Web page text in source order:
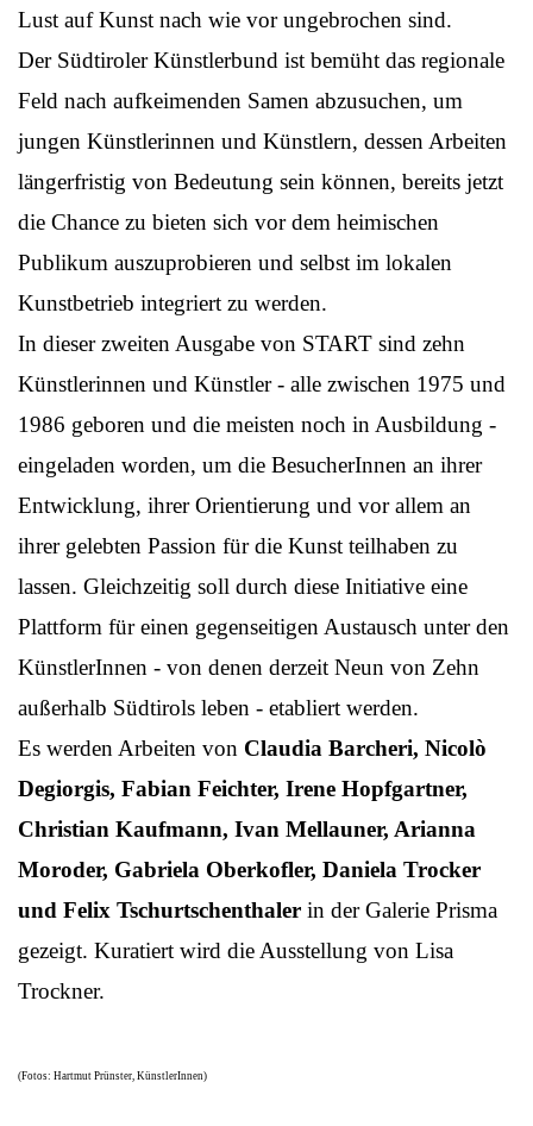
Lust auf Kunst nach wie vor ungebrochen sind.
Der Südtiroler Künstlerbund ist bemüht das regionale
Feld nach aufkeimenden Samen abzusuchen, um
jungen Künstlerinnen und Künstlern, dessen Arbeiten
längerfristig von Bedeutung sein können, bereits jetzt
die Chance zu bieten sich vor dem heimischen
Publikum auszuprobieren und selbst im lokalen
Kunstbetrieb integriert zu werden.
In dieser zweiten Ausgabe von START sind zehn
Künstlerinnen und Künstler - alle zwischen 1975 und
1986 geboren und die meisten noch in Ausbildung -
eingeladen worden, um die BesucherInnen an ihrer
Entwicklung, ihrer Orientierung und vor allem an
ihrer gelebten Passion für die Kunst teilhaben zu
lassen. Gleichzeitig soll durch diese Initiative eine
Plattform für einen gegenseitigen Austausch unter den
KünstlerInnen - von denen derzeit Neun von Zehn
außerhalb Südtirols leben - etabliert werden.
Es werden Arbeiten von Claudia Barcheri, Nicolò
Degiorgis, Fabian Feichter, Irene Hopfgartner,
Christian Kaufmann, Ivan Mellauner, Arianna
Moroder, Gabriela Oberkofler, Daniela Trocker
und Felix Tschurtschenthaler in der Galerie Prisma
gezeigt. Kuratiert wird die Ausstellung von Lisa
Trockner.
(Fotos: Hartmut Prünster, KünstlerInnen)